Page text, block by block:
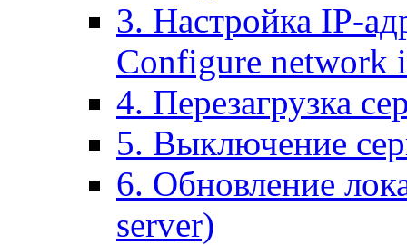
3. Настройка IP-
Configure network
4. Перезагрузка
5. Выключение
6. Обновление
server)